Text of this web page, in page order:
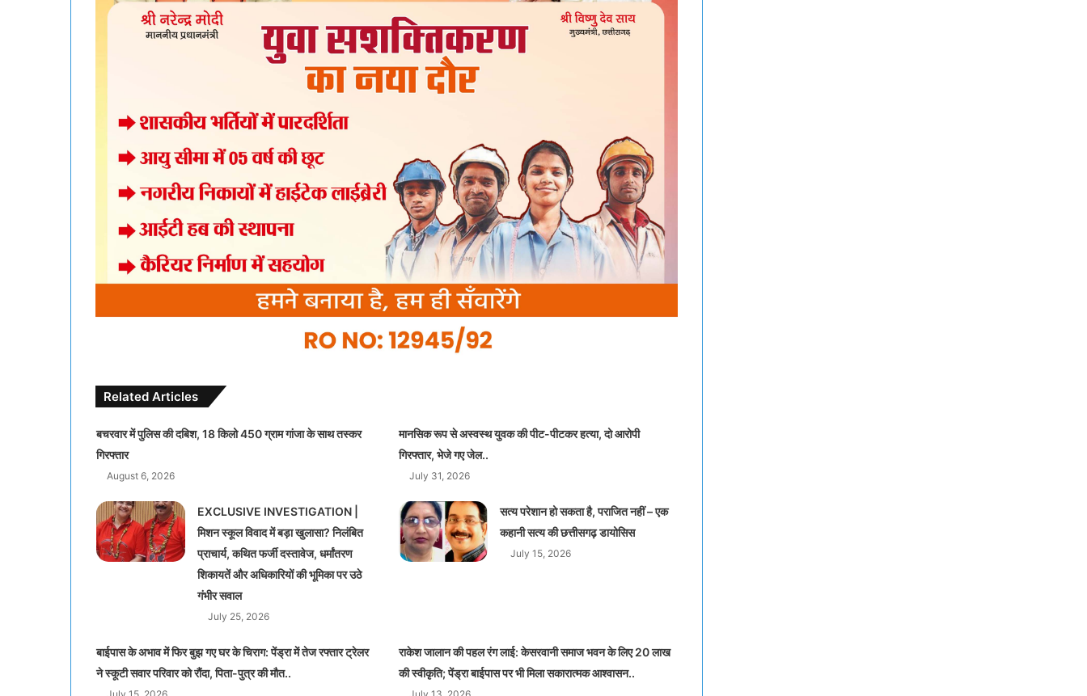
Related Articles
बचरवार में पुलिस की दबिश, 18 किलो 450 ग्राम गांजा के साथ तस्कर
गिरफ्तार
August 6, 2026
मानसिक रूप से अस्वस्थ युवक की पीट-पीटकर हत्या, दो आरोपी
गिरफ्तार, भेजे गए जेल..
July 31, 2026
EXCLUSIVE INVESTIGATION |
मिशन स्कूल विवाद में बड़ा खुलासा? निलंबित
प्राचार्य, कथित फर्जी दस्तावेज, धर्मांतरण
शिकायतें और अधिकारियों की भूमिका पर उठे
गंभीर सवाल
July 25, 2026
सत्य परेशान हो सकता है, पराजित नहीं – एक
कहानी सत्य की छत्तीसगढ़ डायोसिस
July 15, 2026
बाईपास के अभाव में फिर बुझ गए घर के चिराग: पेंड्रा में तेज रफ्तार ट्रेलर
ने स्कूटी सवार परिवार को रौंदा, पिता-पुत्र की मौत..
राकेश जालान की पहल रंग लाई: केसरवानी समाज भवन के लिए 20 लाख
की स्वीकृति; पेंड्रा बाईपास पर भी मिला सकारात्मक आश्वासन..